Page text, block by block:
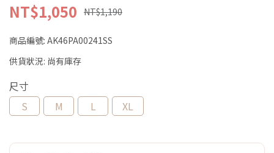
NT$1,050 NT$1,190
商品編號: AK46PA00241SS
供貨狀況: 尚有庫存
尺寸
S
M L XL